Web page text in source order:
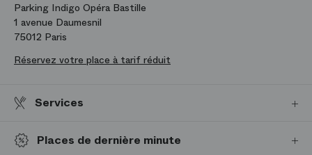
Parking Indigo Opéra Bastille
1 avenue Daumesnil
75012 Paris
Réservez votre place à tarif réduit
Services
Places de dernière minute